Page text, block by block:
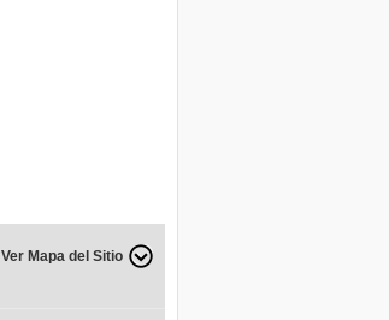
Ver Mapa del Sitio